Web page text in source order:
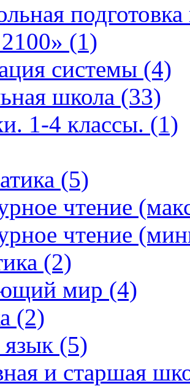
(1)
системы (4)
школа (33)
1-4 классы. (1)
(5)
чтение
чтение
(2)
мир (4)
(2)
(5)
и старшая